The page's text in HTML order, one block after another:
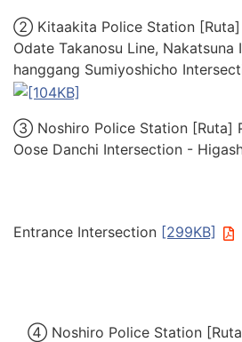
② Kitaakita Police Station [Ruta]
Odate Takanosu Line, Nakatsuna
hanggang Sumiyoshicho
③ Noshiro Police Station [Ruta]
Oose Danchi Intersection -
Entrance Intersection [299KB]
④ Noshiro Police Station